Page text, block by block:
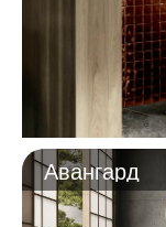
Авангард